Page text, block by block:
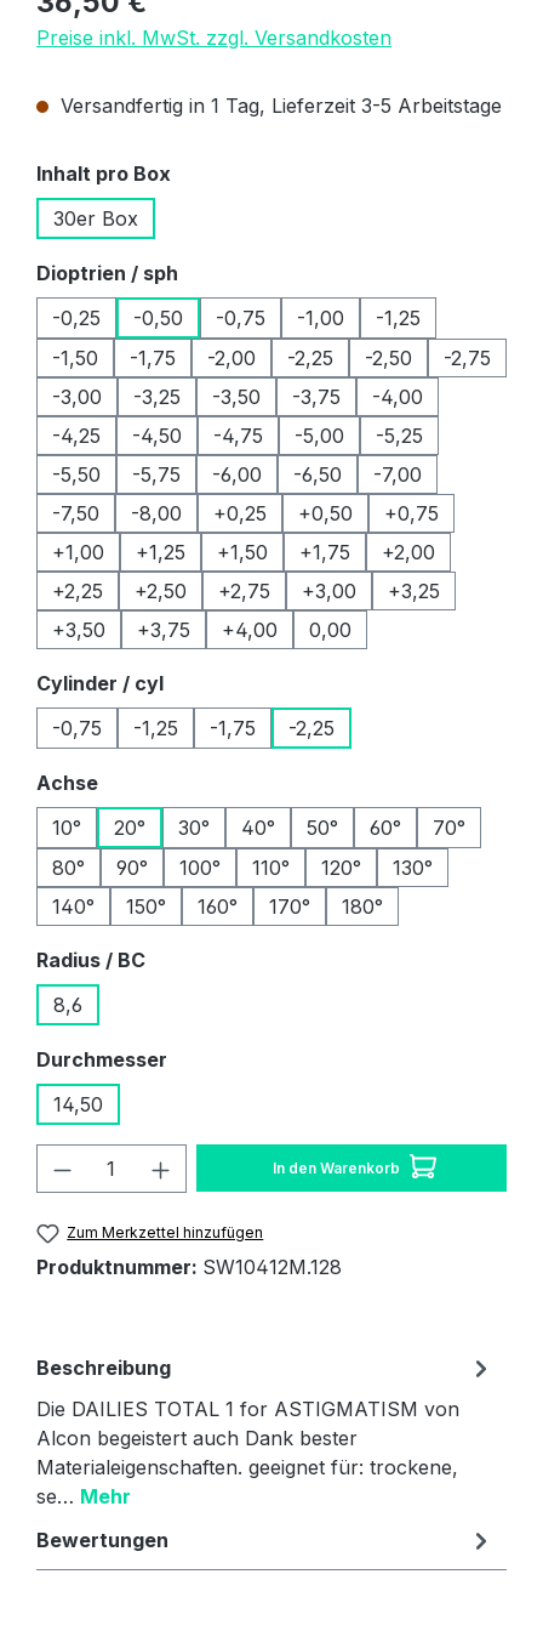
Preise inkl. MwSt. zzgl. Versandkosten
Versandfertig in 1 Tag, Lieferzeit 3-5 Arbeitstage
Inhalt pro Box
30er Box
Dioptrien / sph
-0,25
-0,50 -0,75 -1,00
-1,25
-1,50
-1,75 -2,00 -2,25 -2,50
-2,75
-3,00
-3,25 -3,50 -3,75
-4,00
-4,25
-4,50 -4,75 -5,00
-5,25
-5,50
-5,75 -6,00 -6,50
-7,00
-7,50
-8,00 +0,25 +0,50
+0,75
+1,00
+1,25 +1,50 +1,75
+2,00
+2,25
+2,50 +2,75 +3,00
+3,25
+3,50
+3,75 +4,00 0,00
Cylinder / cylauswählen
-0,75
-1,25 -1,75 -2,25
Achseauswählen
10°
20° 30° 40° 50° 60°
70°
80°
90° 100° 110° 120°
130°
140°
150° 160° 170° 180°
Radius / BCauswählen
8,6
Durchmesser
14,50
Produkt Anzahl: Gib den
In den Warenkorb
Zum Merkzettel hinzufügen
Produktnummer: SW10412M.128
Beschreibung
Die DAILIES TOTAL 1 for ASTIGMATISM von
Alcon begeistert auch Dank bester
Materialeigenschaften. geeignet für: trockene,
se… Mehr
Bewertungen